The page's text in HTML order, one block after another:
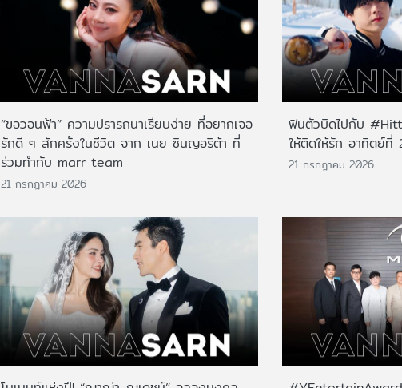
“ขอวอนฟ้า” ความปรารถนาเรียบง่าย ที่อยากเจอ
รักดี ๆ สักครั้งในชีวิต จาก เนย ซินญอริต้า ที่
ร่วมทำกับ marr team
21 กรกฎาคม 2026
ฟินตัวบิดไปกับ
ให้ติดให้รัก อาทิตย์
21 กรกฎาคม 2026